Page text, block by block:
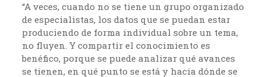
“A veces, cuando no se tiene un grupo organizado
de especialistas, los datos que se puedan estar
produciendo de forma individual sobre un tema,
no fluyen. Y compartir el conocimiento es
benéfico, porque se puede analizar qué avances
se tienen, en qué punto se está y hacia dónde se